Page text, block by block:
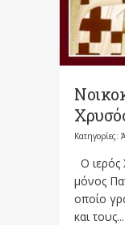
Κατηγορίες:
Ο ιερός
μόνος
οποίο
και τους...